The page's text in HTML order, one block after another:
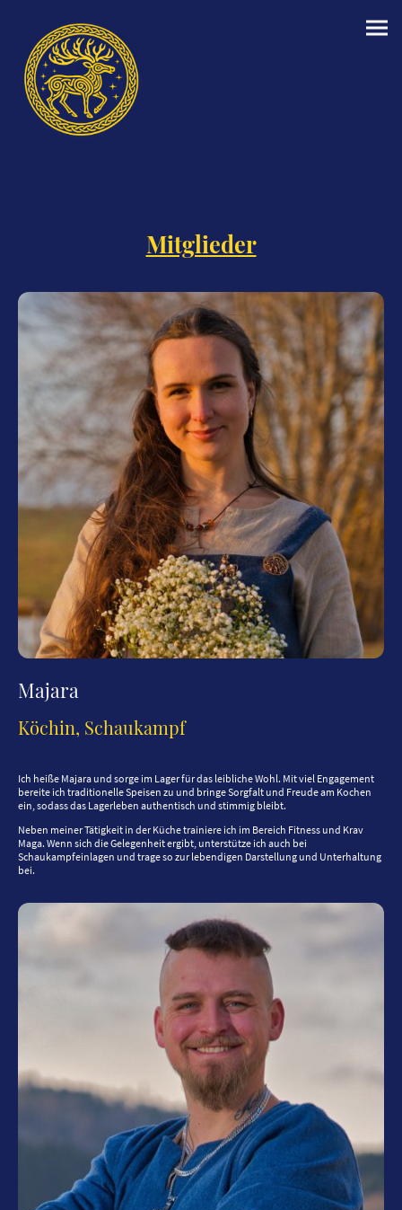
Mitglieder
Majara
Köchin, Schaukampf
Ich heiße Majara und sorge im Lager für das leibliche Wohl. Mit viel Engagement
bereite ich traditionelle Speisen zu und bringe Sorgfalt und Freude am Kochen
ein, sodass das Lagerleben authentisch und stimmig bleibt.
Neben meiner Tätigkeit in der Küche trainiere ich im Bereich Fitness und Krav
Maga. Wenn sich die Gelegenheit ergibt, unterstütze ich auch bei
Schaukampfeinlagen und trage so zur lebendigen Darstellung und Unterhaltung
bei.